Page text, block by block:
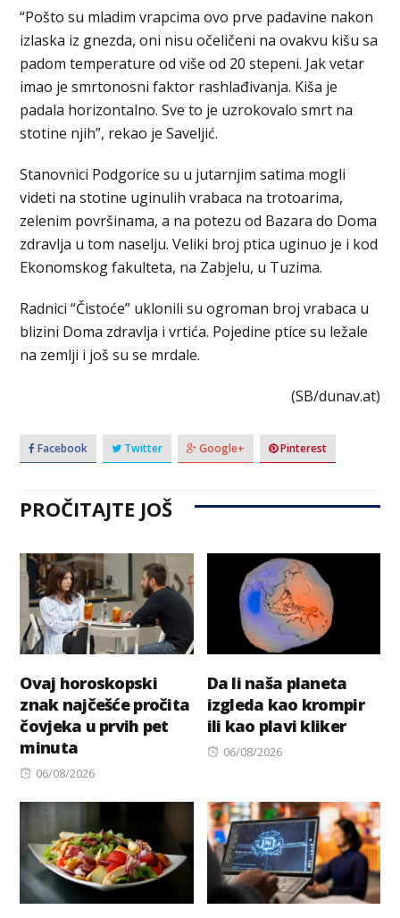
“Pošto su mladim vrapcima ovo prve padavine nakon
izlaska iz gnezda, oni nisu očeličeni na ovakvu kišu sa
padom temperature od više od 20 stepeni. Jak vetar
imao je smrtonosni faktor rashlađivanja. Kiša je
padala horizontalno. Sve to je uzrokovalo smrt na
stotine njih”, rekao je Saveljić.
Stanovnici Podgorice su u jutarnjim satima mogli
videti na stotine uginulih vrabaca na trotoarima,
zelenim površinama, a na potezu od Bazara do Doma
zdravlja u tom naselju. Veliki broj ptica uginuo je i kod
Ekonomskog fakulteta, na Zabjelu, u Tuzima.
Radnici “Čistoće” uklonili su ogroman broj vrabaca u
blizini Doma zdravlja i vrtića. Pojedine ptice su ležale
na zemlji i još su se mrdale.
(SB/dunav.at)
Facebook Twitter Google+ Pinterest
PROČITAJTE JOŠ
Ovaj horoskopski
znak najčešće pročita
čovjeka u prvih pet
minuta
Posted
06/08/2026
Da li naša planeta
izgleda kao krompir
ili kao plavi kliker
Posted
06/08/2026